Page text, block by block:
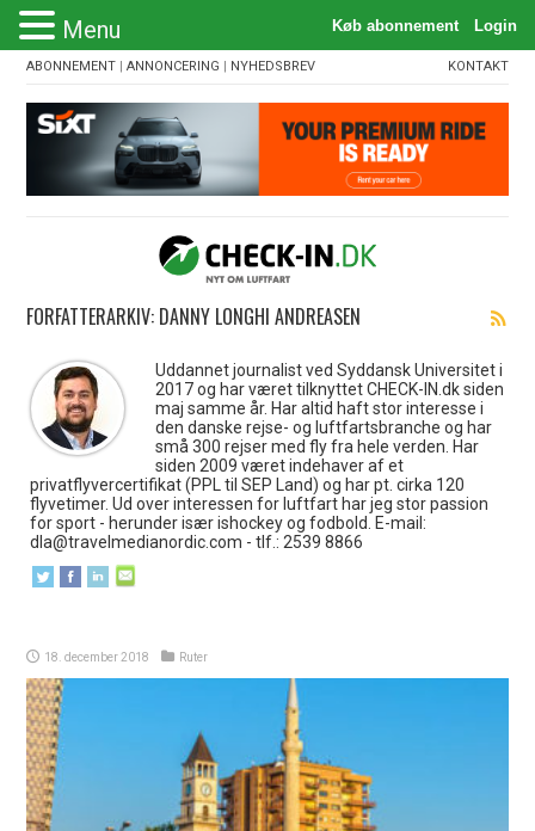
ABONNEMENT |ANNONCERING | NYHEDSBREV KONTAKT
FORFATTERARKIV: DANNY LONGHI ANDREASEN
Uddannet journalist ved Syddansk Universitet i
2017 og har været tilknyttet CHECK-IN.dk siden
maj samme år. Har altid haft stor interesse i
den danske rejse- og luftfartsbranche og har
små 300 rejser med fly fra hele verden. Har
siden 2009 været indehaver af et
privatflyvercertifikat (PPL til SEP Land) og har pt. cirka 120
flyvetimer. Ud over interessen for luftfart har jeg stor passion
for sport - herunder især ishockey og fodbold. E-mail:
dla@travelmedianordic.com - tlf.: 2539 8866
18. december 2018 Ruter
Menu